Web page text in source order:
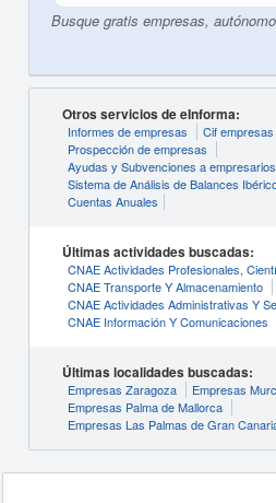
Busque gratis empresas,
Otros servicios de eInforma:
Informes de empresas
Cif empresas
Prospección de empresas
Ayudas y Subvenciones a empresarios
Sistema de Análisis de Balances
Cuentas Anuales
Últimas actividades buscadas:
CNAE Actividades Profesionales,
CNAE Transporte Y Almacenamiento
CNAE Actividades Administrativas Y
CNAE Información Y Comunicaciones
Últimas localidades buscadas:
Empresas Zaragoza
Empresas
Empresas Palma de Mallorca
Empresas Las Palmas de Gran